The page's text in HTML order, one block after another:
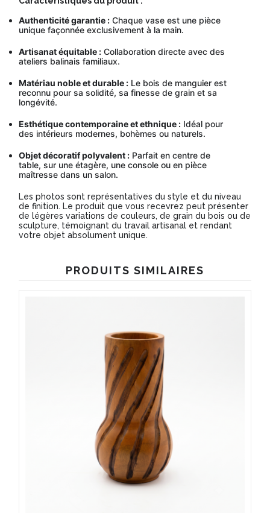
Authenticité garantie : Chaque vase est une pièce
unique façonnée exclusivement à la main.
Artisanat équitable : Collaboration directe avec des
ateliers balinais familiaux.
Matériau noble et durable : Le bois de manguier est
reconnu pour sa solidité, sa finesse de grain et sa
longévité.
Esthétique contemporaine et ethnique : Idéal pour
des intérieurs modernes, bohèmes ou naturels.
Objet décoratif polyvalent : Parfait en centre de
table, sur une étagère, une console ou en pièce
maîtresse dans un salon.
Les photos sont représentatives du style et du niveau
de finition. Le produit que vous recevrez peut présenter
de légères variations de couleurs, de grain du bois ou de
sculpture, témoignant du travail artisanal et rendant
votre objet absolument unique.
PRODUITS SIMILAIRES